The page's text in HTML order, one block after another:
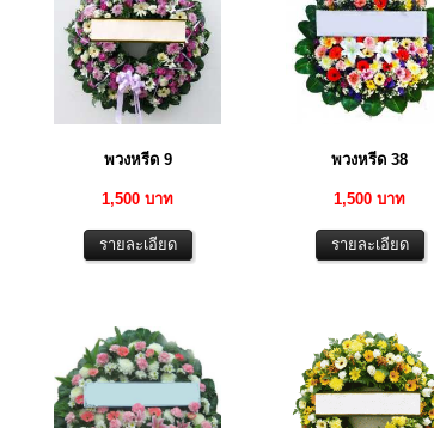
พวงหรีด 9
1,500 บาท
พวงหรีด 38
1,500 บาท